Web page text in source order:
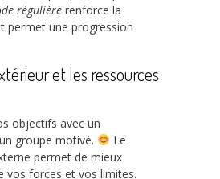
régulière renforce la
permet une progression
et les ressources
objectifs avec un
groupe motivé.
Le
permet de mieux
vos forces et vos limites.